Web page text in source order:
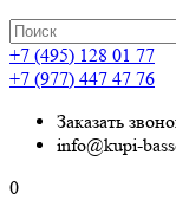
+7 (495) 128 01 77
+7 (977) 447 47 76
Заказать
info@kupi-
0